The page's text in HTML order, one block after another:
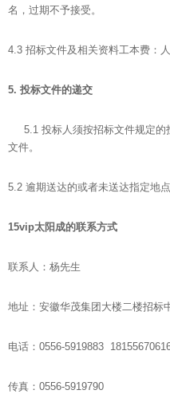
名，过期不予接受。
4.3 招标文件及相关资料工本费：
5. 投标文件的递交
5.1 投标人须按招标文件规定的
文件。
5.2 逾期送达的或者未送达指定地
15vip太阳成的联系方式
联系人：杨先生
地址：安徽华茂集团大楼二楼招标
电话：0556-5919883
传真：0556-5919790